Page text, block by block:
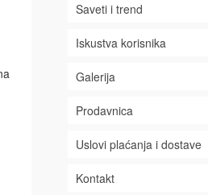
Saveti i trend
Iskustva korisnika
Galerija
Prodavnica
Uslovi plaćanja i dostave
Kontakt